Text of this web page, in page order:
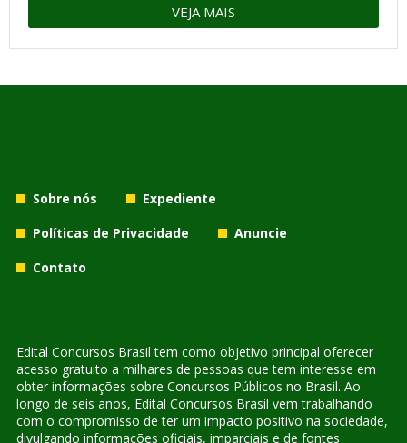
VEJA MAIS
Sobre nós
Expediente
Políticas de Privacidade
Anuncie
Contato
Edital Concursos Brasil tem como objetivo principal oferecer
acesso gratuito a milhares de pessoas que tem interesse em
obter informações sobre Concursos Públicos no Brasil. Ao
longo de seis anos, Edital Concursos Brasil vem trabalhando
com o compromisso de ter um impacto positivo na sociedade,
divulgando informações oficiais, imparciais e de fontes